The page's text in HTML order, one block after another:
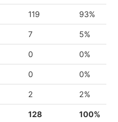
119 93%
7 5%
0 0%
0 0%
2 2%
128 100%